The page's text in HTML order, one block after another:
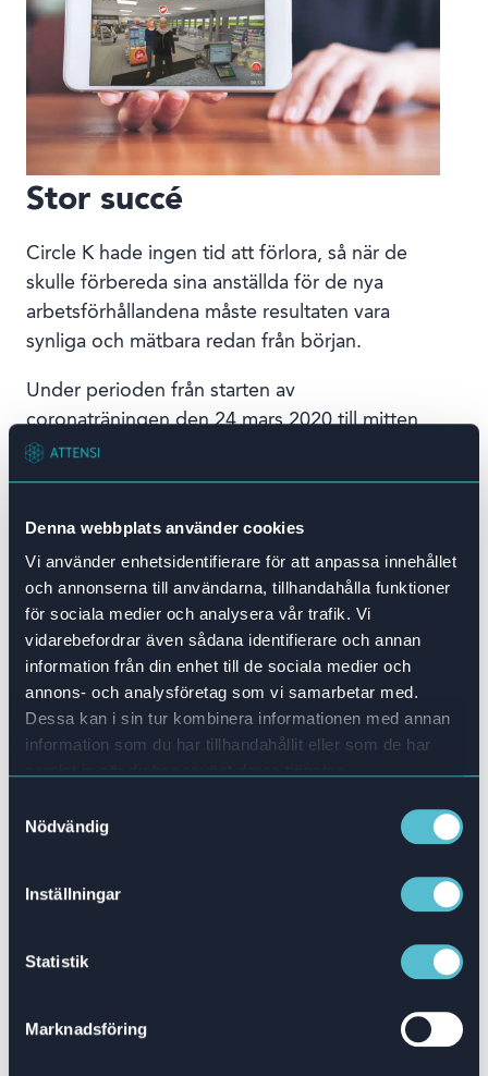
Denna webbplats använder cookies
Vi använder enhetsidentifierare för att anpassa innehållet
och annonserna till användarna, tillhandahålla funktioner
för sociala medier och analysera vår trafik. Vi
vidarebefordrar även sådana identifierare och annan
information från din enhet till de sociala medier och
annons- och analysföretag som vi samarbetar med.
Dessa kan i sin tur kombinera informationen med annan
information som du har tillhandahållit eller som de har
Nödvändig
Inställningar
Statistik
Marknadsföring
Stor succé
Circle K hade ingen tid att förlora, så när de
skulle förbereda sina anställda för de nya
arbetsförhållandena måste resultaten vara
synliga och mätbara redan från början.
Under perioden från starten av
coronaträningen den 24 mars 2020 till mitten
av maj:
genomfördes och registrerades.
Över 3 000 anställda tränades och
certifierades under den första veckan och 6
000 i slutet av följande månad.
Från den första till den sista
genomspelningen förbättrades de
anställdas genomsnittliga poäng med 87%.
Effektiviteten och framgången med
Director Staff i Circle K Norge, Nina